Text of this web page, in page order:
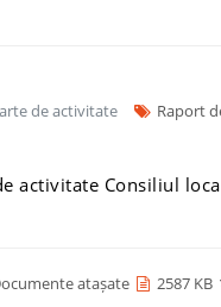
de activitate
Raport
activitate Consiliul
atașate
2587 KB